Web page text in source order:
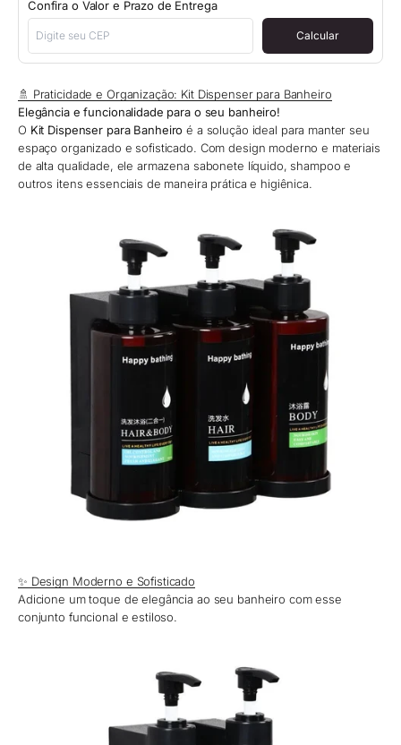
Confira o Valor e Prazo de Entrega
Calcular
🚿 Praticidade e Organização: Kit Dispenser para Banheiro
Elegância e funcionalidade para o seu banheiro!
O Kit Dispenser para Banheiro é a solução ideal para manter seu
espaço organizado e sofisticado. Com design moderno e materiais
de alta qualidade, ele armazena sabonete líquido, shampoo e
outros itens essenciais de maneira prática e higiênica.
✨ Design Moderno e Sofisticado
Adicione um toque de elegância ao seu banheiro com esse
conjunto funcional e estiloso.